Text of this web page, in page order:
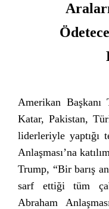
Amerikan
Katar, Pakistan,
liderleriyle yaptığı
Anlaşması’na
Trump, “Bir barış
sarf ettiği tüm
Abraham